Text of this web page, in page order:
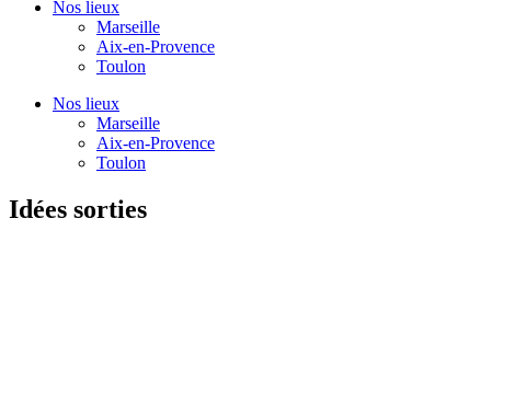
Nos lieux
Marseille
Aix-en-Provence
Toulon
Nos lieux
Marseille
Aix-en-Provence
Toulon
Idées sorties